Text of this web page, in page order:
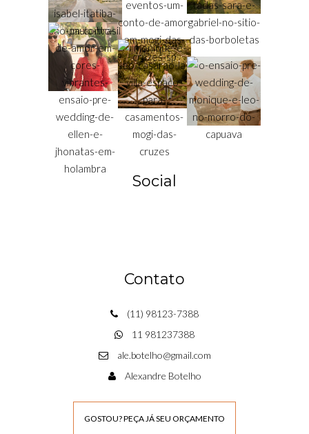
Social
Contato
(11) 98123-7388
11 981237388
ale.botelho@gmail.com
Alexandre Botelho
GOSTOU? PEÇA JÁ SEU ORÇAMENTO